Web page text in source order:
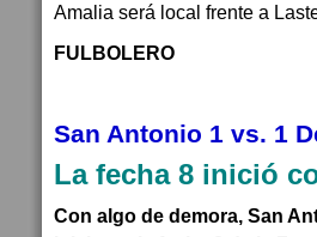
Amalia será local frente a
FULBOLERO
San Antonio 1 vs. 1
La fecha 8 inició
Con algo de demora, San